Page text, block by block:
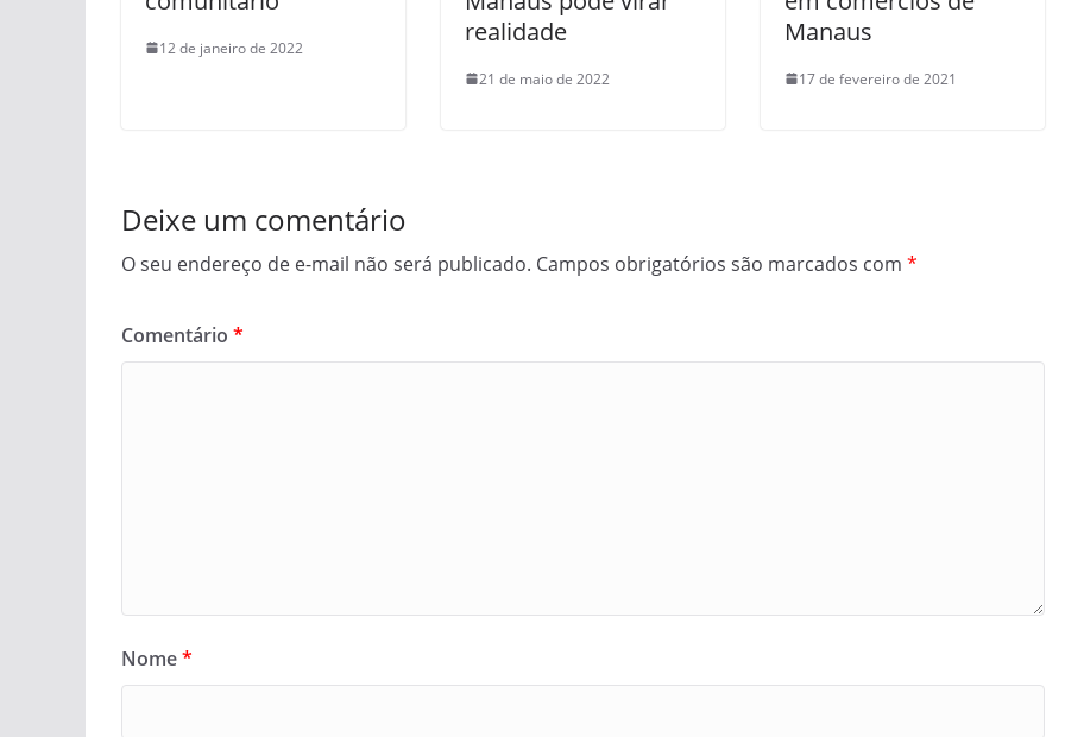
12 de janeiro de 2022
realidade
21 de maio de 2022
Manaus
17 de fevereiro de 2021
Deixe um comentário
O seu endereço de e-mail não será publicado. Campos obrigatórios são marcados com *
Comentário *
Nome*